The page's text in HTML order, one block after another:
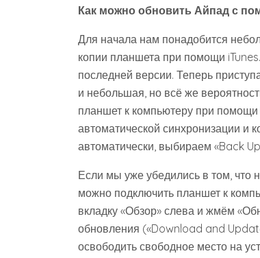
Как можно обновить Айпад с
Для начала нам понадобится
копии планшета при помощи
последней версии. Теперь
и небольшая, но всё же
планшет к компьютеру при помощи
автоматической синхронизации и
автоматически, выбираем «Back
Если мы уже убедились в том, что
можно подключить планшет к
вкладку «Обзор» слева и жмём
обновления («Download and
освободить свободное место на